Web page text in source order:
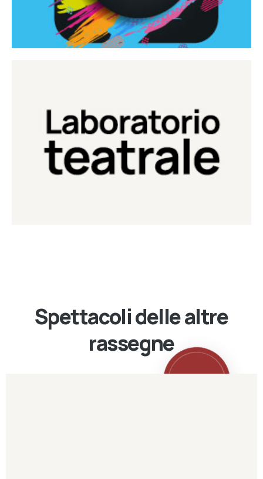
Laboratorio Teatrale
Laboratorio di teatro del Teatro Eduardo de Filippo
Continua
Spettacoli delle altre
rassegne